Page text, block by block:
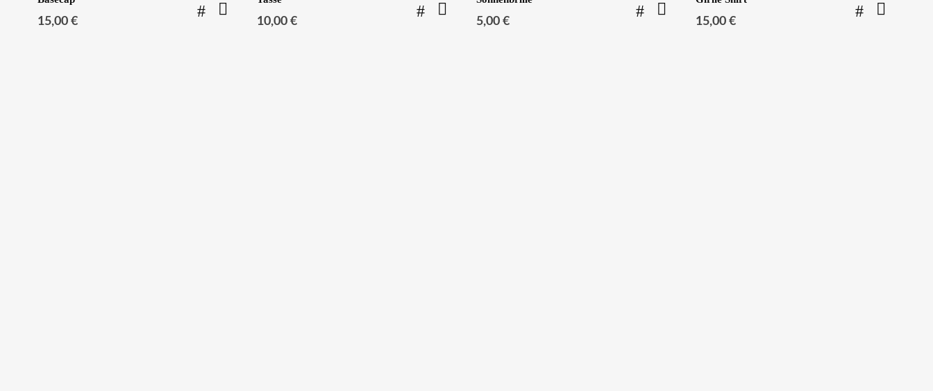
15,00 € 10,00 € 5,00 € 15,00€